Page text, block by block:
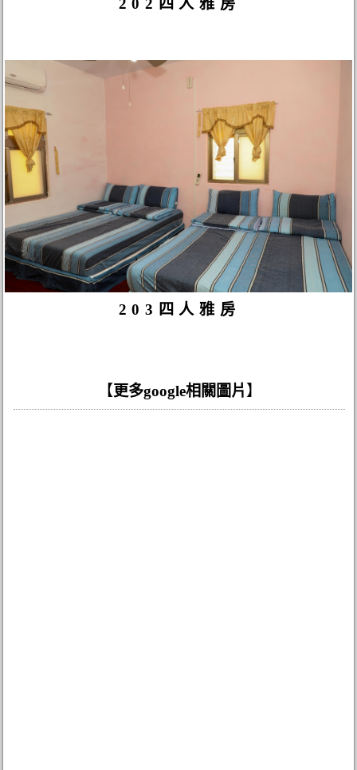
202四人雅房
203四人雅房
【更多google相關圖片 】